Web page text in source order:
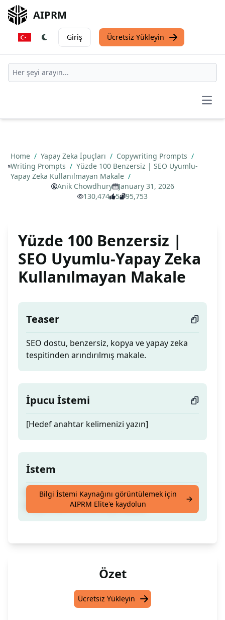
AIPRM
Giriş Ücretsiz Yükleyin
Home / Yapay Zeka İpuçları / Copywriting Prompts /
Writing Prompts / Yüzde 100 Benzersiz | SEO Uyumlu-
Yapay Zeka Kullanılmayan Makale /
Anik Chowdhury
January 31, 2026
130,474
5 95,753
Yüzde 100 Benzersiz |
SEO Uyumlu-Yapay Zeka
Kullanılmayan Makale
Teaser
SEO dostu, benzersiz, kopya ve yapay zeka
tespitinden arındırılmış makale.
İpucu İstemi
[Hedef anahtar kelimenizi yazın]
İstem
SEO dostu, benzersiz, kopya ve yapay zeka
tespitinden arındırılmış makale.
Bilgi İstemi Kaynağını görüntülemek için
AIPRM Elite'e kaydolun
Özet
Ücretsiz Yükleyin
AIPRM Updates
Be the first to know when we update
Receive offers you won't see elsewhere.
I agree to receive emails
We hate spam too. Unsubscribe at any time.
Go away, box!